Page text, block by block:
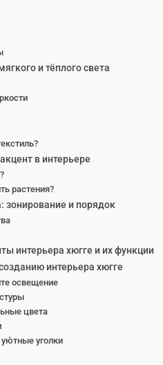
и тёплого света
в интерьере
растения?
зонирование и порядок
интерьера хюгге и их функции
интерьера хюгге
освещение
цвета
уголки